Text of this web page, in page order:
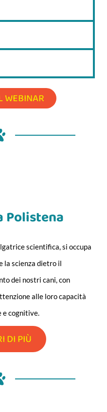
WEBINAR
Polistena
scientifica, si occupa
la scienza dietro il
dei nostri cani, con
alle loro capacità
e cognitive.
DI PIÙ